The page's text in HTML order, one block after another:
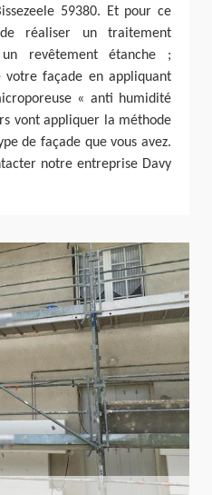
59380. Et pour ce
réaliser un traitement
revêtement étanche ;
votre façade en appliquant
« anti humidité
vont appliquer la méthode
de façade que vous avez.
notre entreprise Davy